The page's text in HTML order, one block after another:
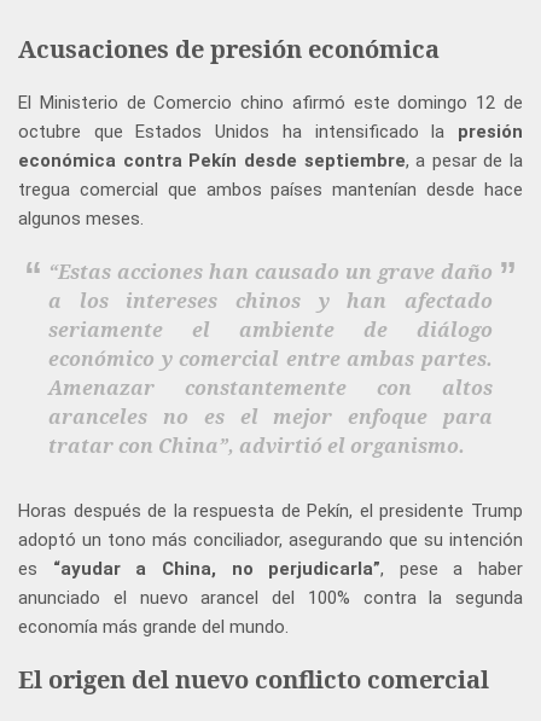
Acusaciones de presión económica
El Ministerio de Comercio chino afirmó este domingo 12 de
octubre que Estados Unidos ha intensificado la presión
económica contra Pekín desde septiembre, a pesar de la
tregua comercial que ambos países mantenían desde hace
algunos meses.
“Estas acciones han causado un grave daño
a los intereses chinos y han afectado
seriamente el ambiente de diálogo
económico y comercial entre ambas partes.
Amenazar constantemente con altos
aranceles no es el mejor enfoque para
tratar con China”, advirtió el organismo.
Horas después de la respuesta de Pekín, el presidente Trump
adoptó un tono más conciliador, asegurando que su intención
es “ayudar a China, no perjudicarla”, pese a haber
anunciado el nuevo arancel del 100% contra la segunda
economía más grande del mundo.
El origen del nuevo conflicto comercial